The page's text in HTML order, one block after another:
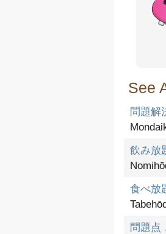
See
問題解
飲み放
食べ放
問題点